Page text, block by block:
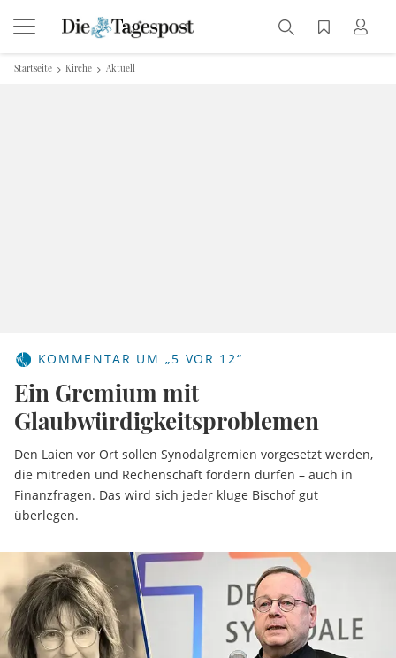
Startseite Kirche Aktuell
KOMMENTAR UM „5 VOR 12“
Ein Gremium mit
Glaubwürdigkeitsproblemen
Den Laien vor Ort sollen Synodalgremien vorgesetzt werden,
die mitreden und Rechenschaft fordern dürfen – auch in
Finanzfragen. Das wird sich jeder kluge Bischof gut
überlegen.